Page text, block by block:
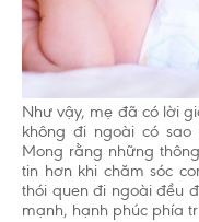
Như vậy, mẹ đã có lời
không đi ngoài có
Mong rằng những
tin hơn khi chăm sóc
thói quen đi ngoài đều
mạnh, hạnh phúc phía